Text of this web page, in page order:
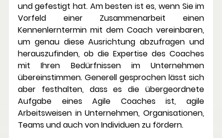
und gefestigt hat. Am besten ist es, wenn Sie im
Vorfeld einer Zusammenarbeit einen
Kennenlerntermin mit dem Coach vereinbaren,
um genau diese Ausrichtung abzufragen und
herauszufinden, ob die Expertise des Coaches
mit Ihren Bedürfnissen im Unternehmen
übereinstimmen. Generell gesprochen lässt sich
aber festhalten, dass es die übergeordnete
Aufgabe eines Agile Coaches ist, agile
Arbeitsweisen in Unternehmen, Organisationen,
Teams und auch von Individuen zu fördern.